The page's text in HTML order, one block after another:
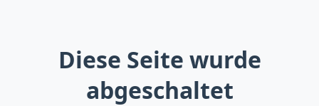
Diese Seite wurde
abgeschaltet